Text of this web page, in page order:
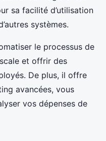
sa facilité d’utilisation
systèmes.
le processus de
et offrir des
De plus, il offre
avancées, vous
vos dépenses de